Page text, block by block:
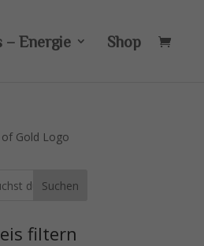
– Energie Shop
Suchen
filtern